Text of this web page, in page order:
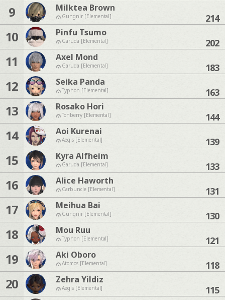
9 Milktea Brown
Gungnir [Elemental] 214
10 Pinfu Tsumo
Garuda [Elemental] 202
11 Axel Mond
Garuda [Elemental] 183
12 Seika Panda
Typhon [Elemental] 163
13 Rosako Hori
Tonberry [Elemental] 144
14 Aoi Kurenai
Aegis [Elemental] 139
15 Kyra Alfheim
Garuda [Elemental] 133
16 Alice Haworth
Carbuncle [Elemental] 131
17 Meihua Bai
Gungnir [Elemental] 130
18 Mou Ruu
Typhon [Elemental] 121
19 Aki Oboro
Atomos [Elemental] 118
20 Zehra Yildiz
Aegis [Elemental] 115